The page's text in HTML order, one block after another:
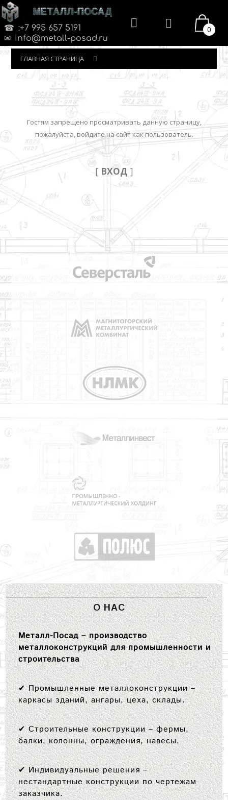
МЕТАЛЛ-ПОСАД
:+7 995 657 5191
info@metall-posad.ru
0
ГЛАВНАЯ СТРАНИЦА
Гостям запрещено просматривать данную страницу,
пожалуйста, войдите на сайт как пользователь.
[ ВХОД ]
О НАС
Металл-Посад – производство
металлоконструкций для промышленности и
строительства
✔Промышленные металлоконструкции–
каркасы зданий, ангары, цеха, склады.
✔Строительные конструкции– фермы,
балки, колонны, ограждения, навесы.
✔Индивидуальные решения–
нестандартные конструкции по чертежам
заказчика.